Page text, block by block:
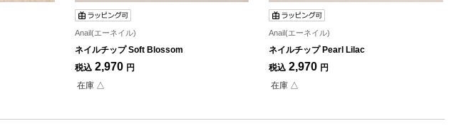
Anail(エーネイル)
ネイルチップ Soft Blossom
税込 2,970 円
在庫 △
Anail(エーネイル)
ネイルチップ Pearl Lilac
税込 2,970 円
在庫 △